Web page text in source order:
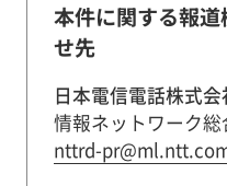
本件に関する報
せ先
日本電信電話株式会
情報ネットワーク
nttrd-